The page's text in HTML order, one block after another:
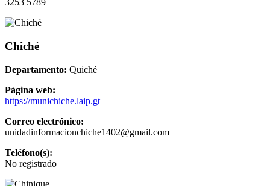
3253 5789
Chiché
Departamento: Quiché
Página web:
https://munichiche.laip.gt
Correo electrónico:
unidadinformacionchiche1402@gmail.com
Teléfono(s):
No registrado